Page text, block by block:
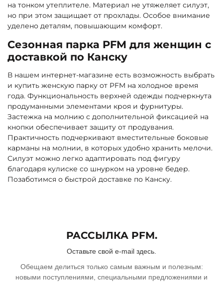
на тонком утеплителе. Материал не утяжеляет силуэт,
но при этом защищает от прохлады. Особое внимание
уделено деталям, повышающим комфорт.
Сезонная парка PFM для женщин с
доставкой по Канску
В нашем интернет-магазине есть возможность выбрать
и купить женскую парку от PFM на холодное время
года. Функциональность верхней одежды подчеркнута
продуманными элементами кроя и фурнитуры.
Застежка на молнию с дополнительной фиксацией на
кнопки обеспечивает защиту от продувания.
Практичность подчеркивают вместительные боковые
карманы на молнии, в которых удобно хранить мелочи.
Силуэт можно легко адаптировать под фигуру
благодаря кулиске со шнурком на уровне бедер.
Позаботимся о быстрой доставке по Канску.
РАССЫЛКА PFM.
Оставьте свой e-mail здесь.
Обещаем делиться только самым важным и полезным:
новыми поступлениями, специальными предложениями и